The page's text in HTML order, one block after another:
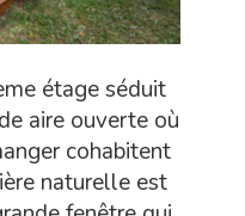
étage séduit
aire ouverte où
cohabitent
naturelle est